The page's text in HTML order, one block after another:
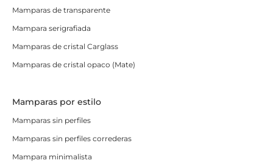
Mamparas de transparente
Mampara serigrafiada
Mamparas de cristal Carglass
Mamparas de cristal opaco (Mate)
Mamparas por estilo
Mamparas sin perfiles
Mamparas sin perfiles correderas
Mampara minimalista